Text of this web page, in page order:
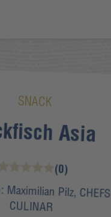
SNACK
Asia
(0)
Maximilian Pilz, CHEFS
CULINAR